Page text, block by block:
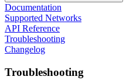
Documentation
Supported Networks
API Reference
Troubleshooting
Changelog
Troubleshooting